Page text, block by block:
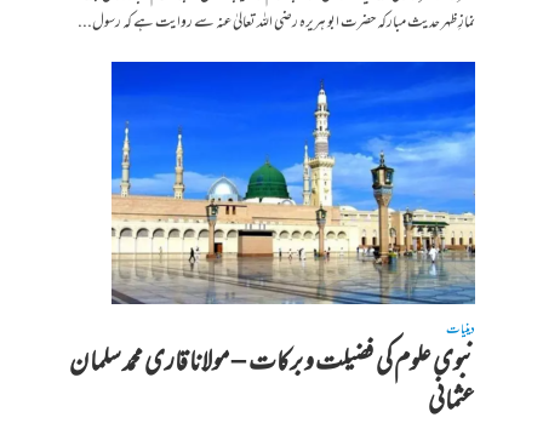
نمازِ ظہر حدیث مبارکہ حضرت ابو ہریرہ رضی اللہ تعالیٰ عنہ سے روایت ہے کہ رسول...
دینیات
نبوی علوم کی فضیلت و برکات – مولانا قاری محمد سلما ن
عثمانی